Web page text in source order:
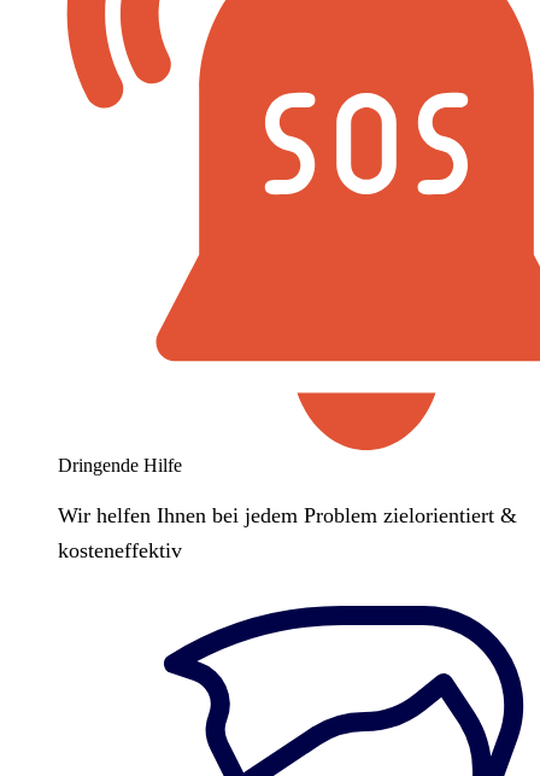
Dringende Hilfe
Wir helfen Ihnen bei jedem Problem zielorientiert &
kosteneffektiv